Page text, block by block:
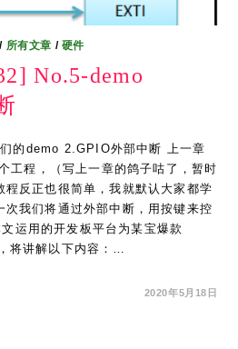
/ 所有文章 / 硬件
No.5-demo
的demo 2.GPIO外部中断 上一章
工程，（写上一章的鸽子咕了，暂时
程反正也很简单，我就默认大家都学
次我们将通过外部中断，用按键来控
运用的开发板平台为某宝爆款
将讲解以下内容：…
2020年5月18日